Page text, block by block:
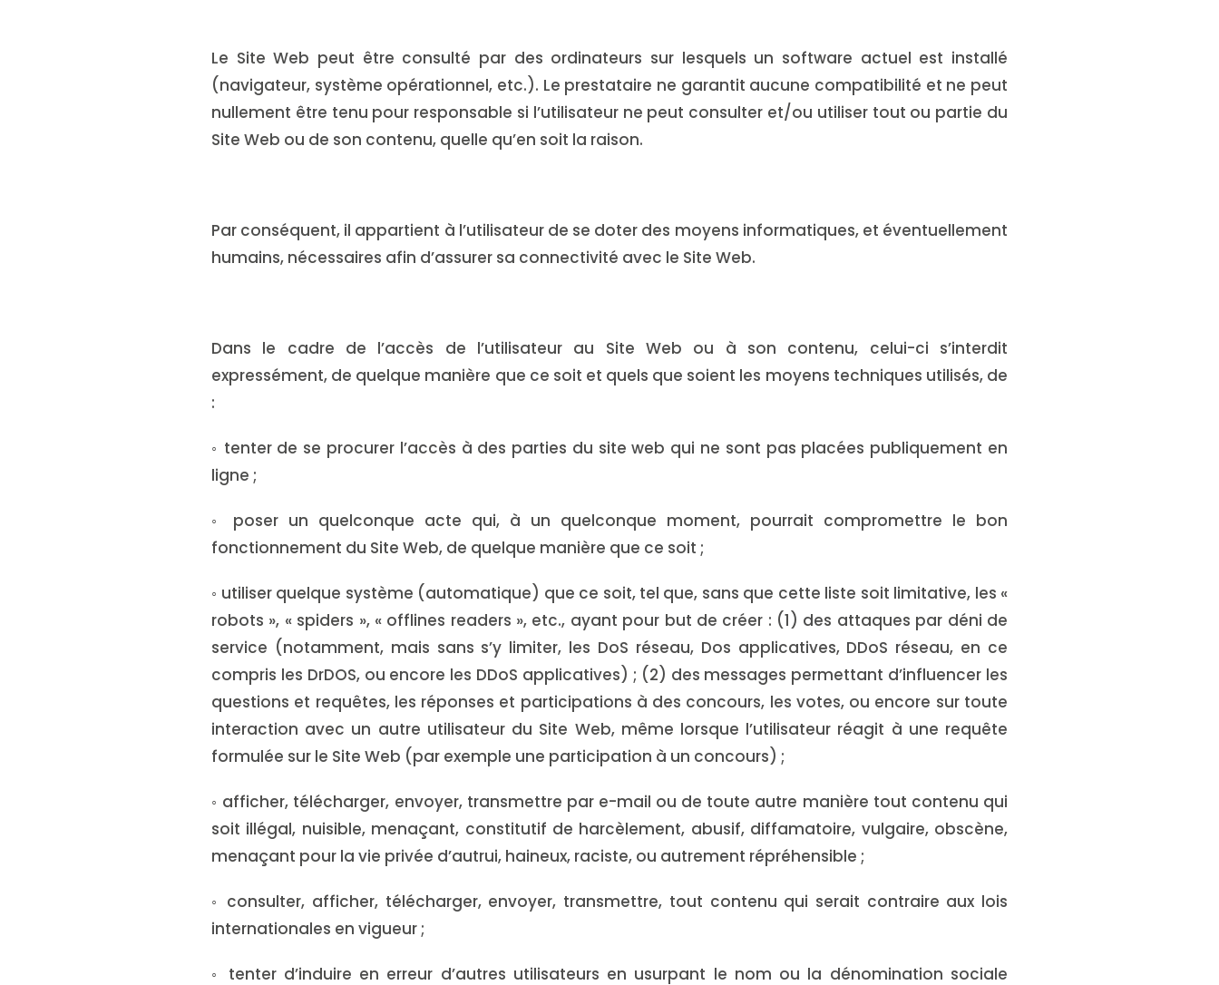
Le Site Web peut être consulté par des ordinateurs sur lesquels un software actuel est installé
(navigateur, système opérationnel, etc.). Le prestataire ne garantit aucune compatibilité et ne peut
nullement être tenu pour responsable si l’utilisateur ne peut consulter et/ou utiliser tout ou partie du
Site Web ou de son contenu, quelle qu’en soit la raison.
Par conséquent, il appartient à l’utilisateur de se doter des moyens informatiques, et éventuellement
humains, nécessaires afin d’assurer sa connectivité avec le Site Web.
Dans le cadre de l’accès de l’utilisateur au Site Web ou à son contenu, celui-ci s’interdit
expressément, de quelque manière que ce soit et quels que soient les moyens techniques utilisés, de
:
◦ tenter de se procurer l’accès à des parties du site web qui ne sont pas placées publiquement en
ligne ;
◦ poser un quelconque acte qui, à un quelconque moment, pourrait compromettre le bon
fonctionnement du Site Web, de quelque manière que ce soit ;
◦ utiliser quelque système (automatique) que ce soit, tel que, sans que cette liste soit limitative, les «
robots », « spiders », « offlines readers », etc., ayant pour but de créer : (1) des attaques par déni de
service (notamment, mais sans s’y limiter, les DoS réseau, Dos applicatives, DDoS réseau, en ce
compris les DrDOS, ou encore les DDoS applicatives) ; (2) des messages permettant d’influencer les
questions et requêtes, les réponses et participations à des concours, les votes, ou encore sur toute
interaction avec un autre utilisateur du Site Web, même lorsque l’utilisateur réagit à une requête
formulée sur le Site Web (par exemple une participation à un concours) ;
◦ afficher, télécharger, envoyer, transmettre par e-mail ou de toute autre manière tout contenu qui
soit illégal, nuisible, menaçant, constitutif de harcèlement, abusif, diffamatoire, vulgaire, obscène,
menaçant pour la vie privée d’autrui, haineux, raciste, ou autrement répréhensible ;
◦ consulter, afficher, télécharger, envoyer, transmettre, tout contenu qui serait contraire aux lois
internationales en vigueur ;
◦ tenter d’induire en erreur d’autres utilisateurs en usurpant le nom ou la dénomination sociale